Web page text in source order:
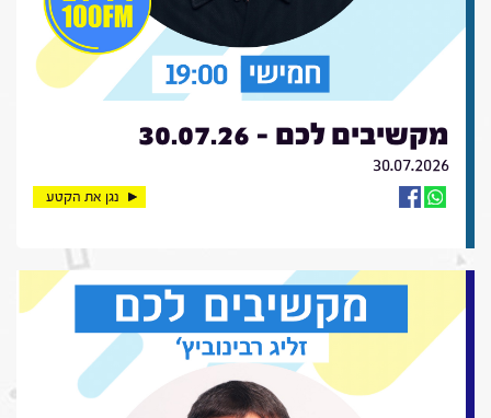
מקשיבים לכם - 30.07.26
30.07.2026
נגן את הקטע